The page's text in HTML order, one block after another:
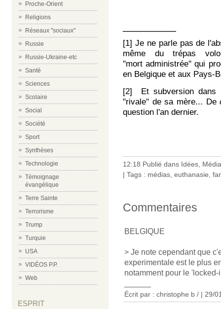
Proche-Orient
Religions
Réseaux "sociaux"
Russie
Russie-Ukraine-etc
Santé
Sciences
Scolaire
Social
Société
Sport
Synthèses
Technologie
Témoignage
évangélique
Terre Sainte
Terrorisme
Trump
Turquie
USA
VIDÉOS P.P.
Web
ESPRIT
[1] Je ne parle pasde
même du trépas
''mort administrée'' qui
en Belgique et aux Pays-
[2] Et subversion dans
"rivale" de sa mère... De
question l'an dernier.
12:18 Publié dans Idées
| Tags : médias euthanasie
Commentaires
BELGIQUE
> Je note cependant que
experimentale est le plus
notamment pour le
Écrit par : christophe b / | 29/